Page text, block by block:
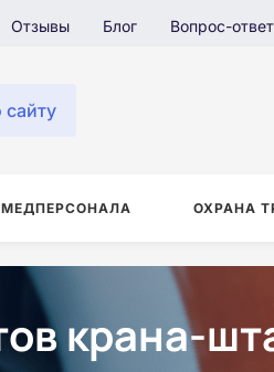
Отзывы Блог Вопрос-ответ
ОХРАНА
крана-